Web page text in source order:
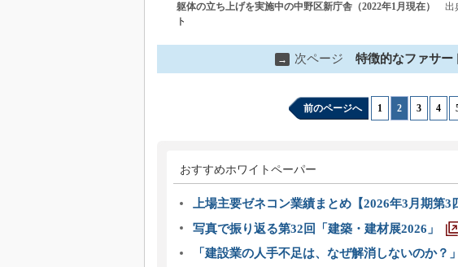
躯体の立ち上げを実施中の中野区新庁舎（2022年1月現在） 出
ト
→ 次ページ 特徴的なファサー
前のページへ 1 2 3 4
おすすめホワイトペーパー
上場主要ゼネコン業績まとめ【2026年3月期第3
写真で振り返る第32回「建築・建材展2026」
「建設業の人手不足は、なぜ解消しないのか？